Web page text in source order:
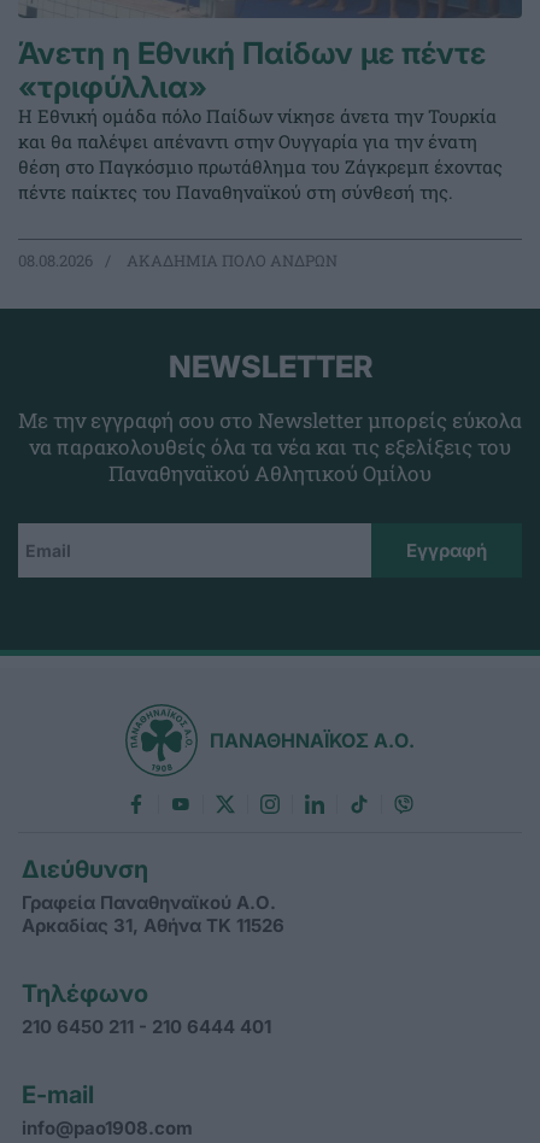
Άνετη η Εθνική Παίδων με πέντε
«τριφύλλια»
Η Εθνική ομάδα πόλο Παίδων νίκησε άνετα την Τουρκία
και θα παλέψει απέναντι στην Ουγγαρία για την ένατη
θέση στο Παγκόσμιο πρωτάθλημα του Ζάγκρεμπ έχοντας
πέντε παίκτες του Παναθηναϊκού στη σύνθεσή της.
08.08.2026 ΑΚΑΔΗΜΙΑ ΠΟΛΟ ΑΝΔΡΩΝ
NEWSLETTER
Με την εγγραφή σου στο Newsletter μπορείς εύκολα
να παρακολουθείς όλα τα νέα και τις εξελίξεις του
Παναθηναϊκού Αθλητικού Ομίλου
ΠΑΝΑΘΗΝΑΪΚΟΣ Α.Ο.
Διεύθυνση
Γραφεία Παναθηναϊκού Α.Ο.
Αρκαδίας 31, Αθήνα ΤΚ 11526
Τηλέφωνο
210 6450 211 - 210 6444 401
E-mail
info@pao1908.com